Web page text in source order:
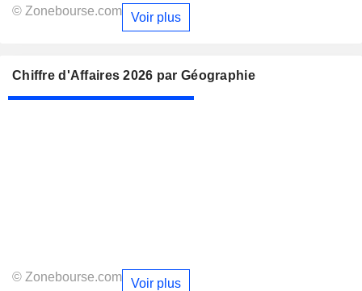
© Zonebourse.com Voir plus
Chiffre d'Affaires 2026 par Géographie
© Zonebourse.com Voir plus